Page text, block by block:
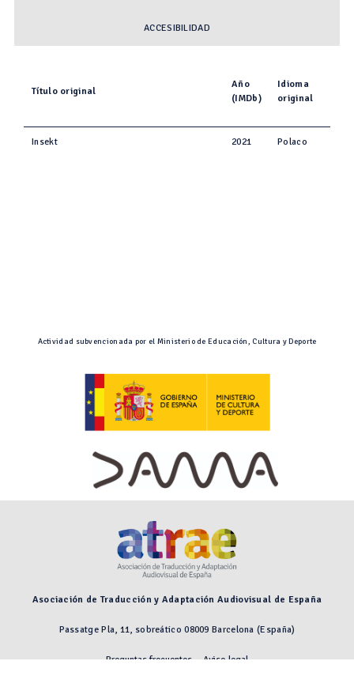
ACCESIBILIDAD
Título original
Año
(IMDb)
Idioma
original
Insekt 2021 Polaco
Actividad subvencionada por el Ministerio de Educación, Cultura y Deporte
Asociación de Traducción y Adaptación Audiovisual de España
Passatge Pla, 11, sobreático 08009 Barcelona (España)
Preguntas frecuentes Aviso legal